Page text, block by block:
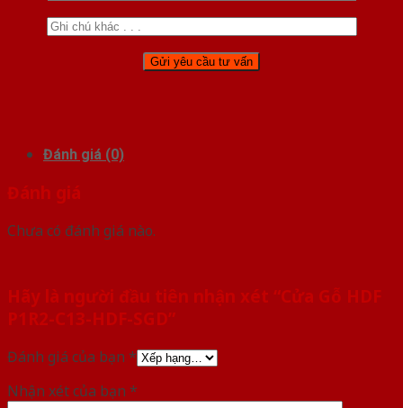
Đánh giá (0)
Đánh giá
Chưa có đánh giá nào.
Hãy là người đầu tiên nhận xét “Cửa Gỗ HDF
P1R2-C13-HDF-SGD”
Đánh giá của bạn *
Nhận xét của bạn *